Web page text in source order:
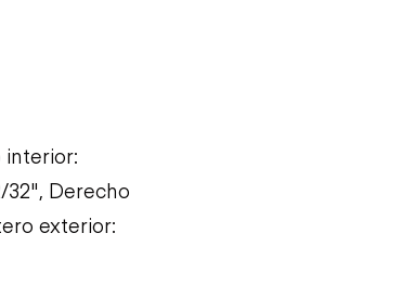
Derecho
exterior: